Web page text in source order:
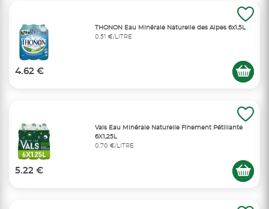
THONON Eau Minérale Naturelle des Alpes 6x1,5L
0,51 €/LITRE
4.62 €
Vals Eau Minérale Naturelle Finement Pétillante
6X1,25L
0,70 €/LITRE
5.22 €